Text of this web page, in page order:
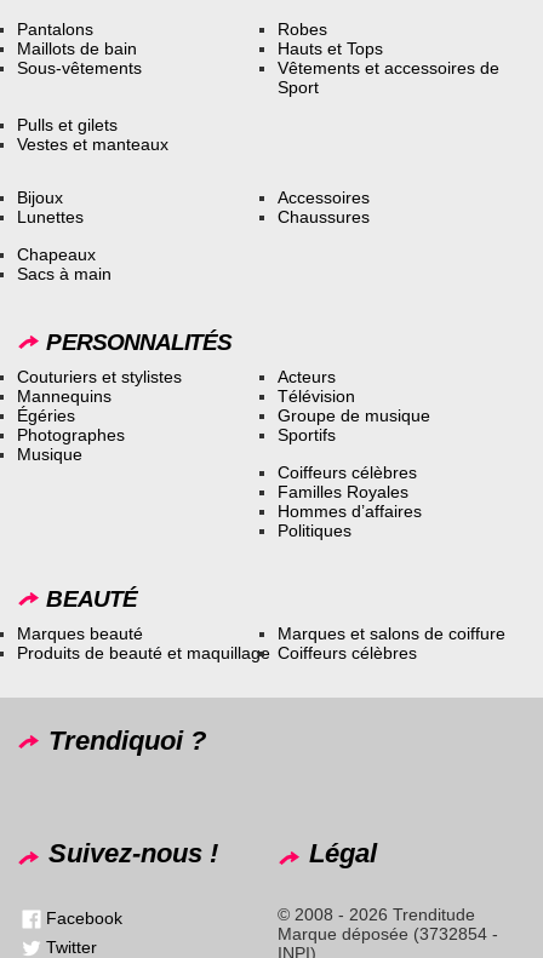
Pantalons
Maillots de bain
Sous-vêtements
Robes
Hauts et Tops
Vêtements et accessoires de
Sport
Pulls et gilets
Vestes et manteaux
Bijoux
Lunettes
Accessoires
Chaussures
Chapeaux
Sacs à main
PERSONNALITÉS
Couturiers et stylistes
Mannequins
Égéries
Photographes
Musique
Acteurs
Télévision
Groupe de musique
Sportifs
Coiffeurs célèbres
Familles Royales
Hommes d’affaires
Politiques
BEAUTÉ
Marques beauté
Produits de beauté et maquillage
Marques et salons de coiffure
Coiffeurs célèbres
Trendiquoi ?
Suivez-nous !
Facebook
Twitter
Légal
© 2008 - 2026 Trenditude
Marque déposée (3732854 -
INPI)